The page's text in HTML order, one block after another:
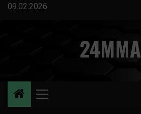
Перейти
09.02.2026
24MMA
Основное